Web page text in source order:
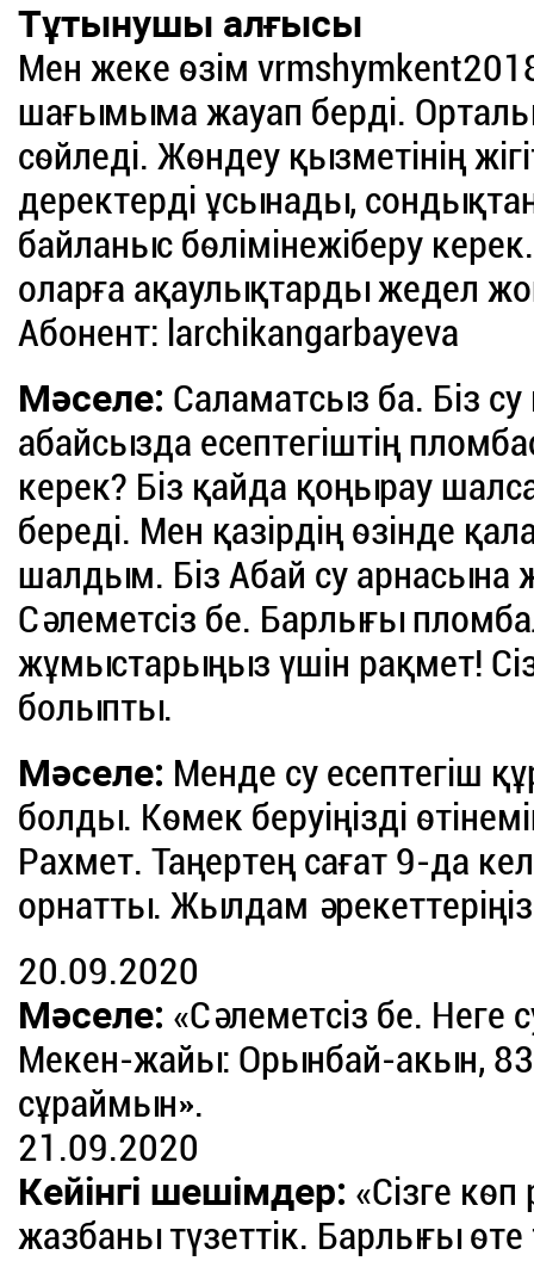
Тұтынушы алғысы
Мен жеке өзім
шағымыма жауап берді.
сөйледі. Жөндеу қызметінің
деректерді ұсынады,
байланыс бөлімінежіберу
оларға ақаулықтарды жедел
Абонент: larchikangarbayeva
Мәселе: Саламатсыз ба. Біз
абайсызда есептегіштің
керек? Біз қайда қоңырау
береді. Мен қазірдің өзінде
шалдым. Біз Абай су арнасына
Сәлеметсіз бе. Барлығы
жұмыстарыңыз үшін рақмет!
болыпты.
Мәселе: Менде су есептегіш
болды. Көмек беруіңізді
Рахмет. Таңертең сағат 9-да
орнатты. Жылдам
20.09.2020
Мәселе: «Сәлеметсіз бе. Неге
Мекен-жайы: Орынбай-акын,
сұраймын».
21.09.2020
Кейінгі шешімдер: «Сізге
жазбаны түзеттік. Барлығы